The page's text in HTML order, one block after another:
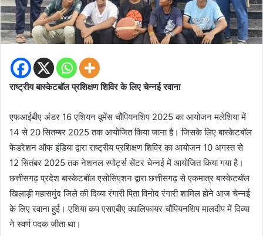
राष्ट्रीय बास्केटबॉल प्रशिक्षण शिविर के लिए चेन्नई रवाना
एफआईबीए अंडर 16 एशियन वूमेंस चौंपियनशिप 2025 का आयोजन मलेशिया में
14 से 20 सितम्बर 2025 तक आयोजित किया जाना है। जिसके लिए बास्केटबॉल
फेडरेशन ऑफ इंडिया द्वारा राष्ट्रीय प्रशिक्षण शिविर का आयोजन 10 अगस्त से
12 सितंबर 2025 तक नेशनल स्पोर्ट्स सेंटर चेन्नई में आयोजित किया गया है।
छत्तीसगढ़ प्रदेश बास्केटबॉल एसोसिएशन द्वारा छत्तीसगढ़ से एकमात्र बास्केटबॉल
खिलाड़ी महासमुंद जिले की दिव्या रंगारी पिता विनोद रंगारी शामिल होने आज चेन्नई
के लिए रवाना हुई। एशिया कप एसएबीए क्वालिफायर चौंपियनशिप मालदीप में दिव्या
ने स्वर्ण पदक जीता था।